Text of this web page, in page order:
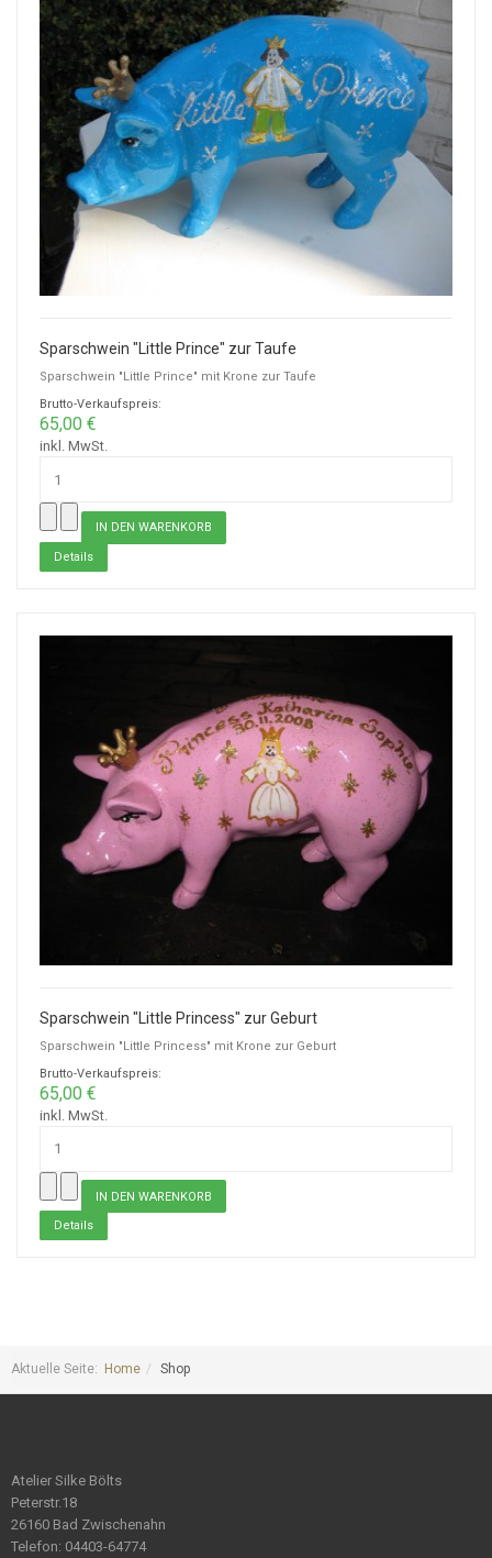
Sparschwein "Little Prince" zur Taufe
Sparschwein "Little Prince" mit Krone zur Taufe
Brutto-Verkaufspreis:
65,00 €
inkl. MwSt.
Details
Sparschwein "Little Princess" zur Geburt
Sparschwein "Little Princess" mit Krone zur Geburt
Brutto-Verkaufspreis:
65,00 €
inkl. MwSt.
Details
Aktuelle Seite: Home Shop
Atelier Silke Bölts
Peterstr.18
26160 Bad Zwischenahn
Telefon: 04403-64774